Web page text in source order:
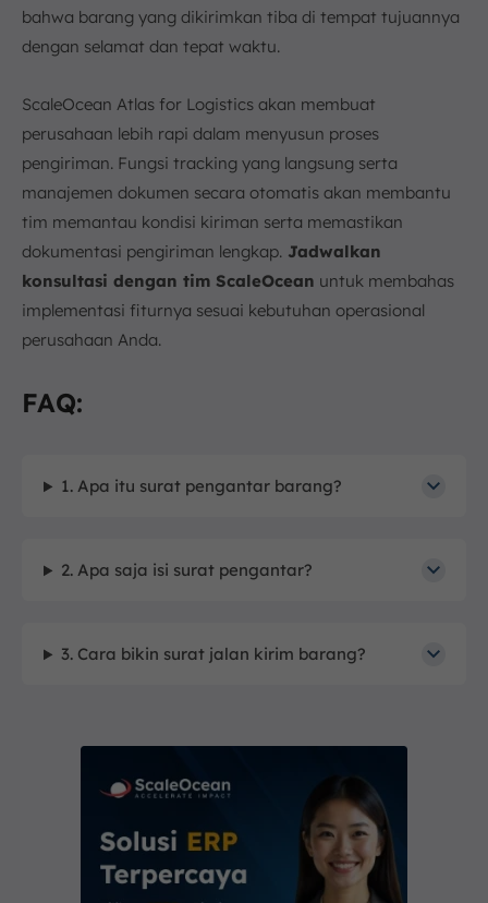
bahwa barang yang dikirimkan tiba di tempat tujuannya
dengan selamat dan tepat waktu.
ScaleOcean Atlas for Logistics akan membuat
perusahaan lebih rapi dalam menyusun proses
pengiriman. Fungsi tracking yang langsung serta
manajemen dokumen secara otomatis akan membantu
tim memantau kondisi kiriman serta memastikan
dokumentasi pengiriman lengkap. Jadwalkan
konsultasi dengan tim ScaleOcean untuk membahas
implementasi fiturnya sesuai kebutuhan operasional
perusahaan Anda.
FAQ:
1. Apa itu surat pengantar barang?
2. Apa saja isi surat pengantar?
3. Cara bikin surat jalan kirim barang?